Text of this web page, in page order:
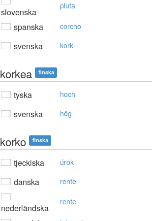
slovenska
pluta
spanska corcho
svenska kork
korkea finska
tyska hoch
svenska hög
korko finska
tjeckiska úrok
danska rente
nederländska
rente